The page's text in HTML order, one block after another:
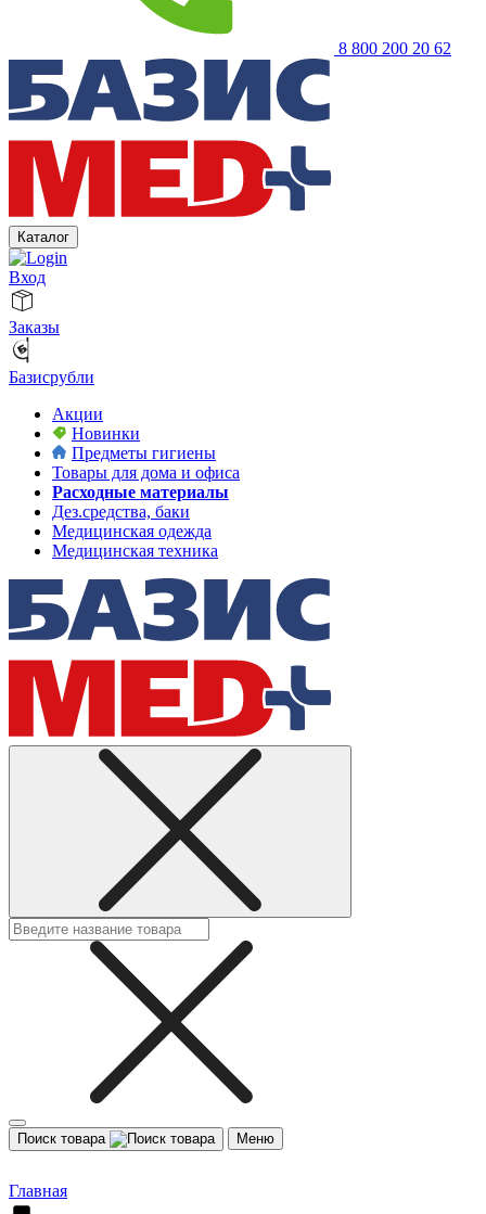
8 800 200 20 62
Каталог
Вход
Заказы
Базисрубли
Акции
Новинки
Предметы гигиены
Товары для дома и офиса
Расходные материалы
Дез.средства, баки
Медицинская одежда
Медицинская техника
Поиск товара Меню
Главная